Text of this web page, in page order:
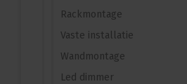
Rackmontage
Vaste installatie
Wandmontage
Led dimmer